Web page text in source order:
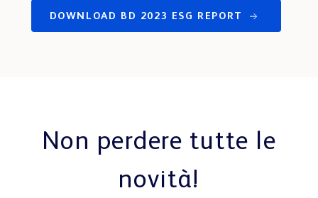
DOWNLOAD BD 2023 ESG REPORT
Non perdere tutte le
novità!